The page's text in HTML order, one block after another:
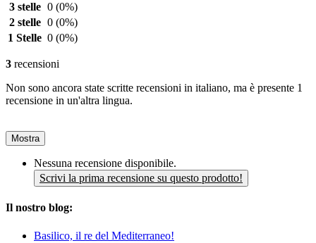
3 stelle 0 (0%)
2 stelle 0 (0%)
1 Stelle 0 (0%)
3 recensioni
Non sono ancora state scritte recensioni in italiano, ma è presente 1
recensione in un'altra lingua.
Mostra
Nessuna recensione disponibile.
Scrivi la prima recensione su questo prodotto!
Il nostro blog:
Basilico, il re del Mediterraneo!